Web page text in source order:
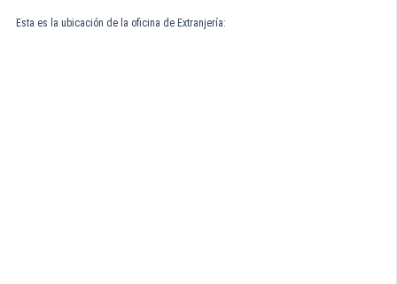
Esta es la ubicación de la oficina de Extranjería: